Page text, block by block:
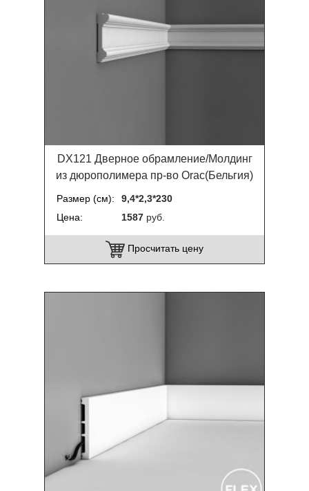
DX121 Дверное обрамление/Молдинг
из дюрополимера пр-во Orac(Бельгия)
Размер (см)
9,4*2,3*230
Цена
1587 руб.
Просчитать цену